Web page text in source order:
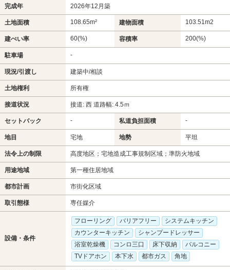
完成年 2026年12月築
土地面積 108.65m² 建物面積 103.51m2
建ぺい率 60(%) 容積率 200(%)
駐車場 -
現況/引渡し 建築中/相談
土地権利 所有権
接道状況 接道: 西 道路幅: 4.5ｍ
セットバック - 私道負担面積 -
地目 宅地 地勢 平坦
法令上の制限 高度地区；宅地造成工事規制区域；準防火地域
用途地域 第一種住居地域
都市計画 市街化区域
取引態様 専任媒介
設備・条件
フローリング バリアフリー
システムキッチン
カウンターキッチン
シャンプードレッサー
浴室乾燥機
コンロ三口 床下収納
バルコニー
TVドアホン
本下水 都市ガス 角地